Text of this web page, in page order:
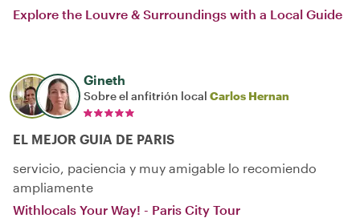
Explore the Louvre & Surroundings with a Local Guide
Gineth
Sobre el anfitrión local Carlos Hernan
EL MEJOR GUIA DE PARIS
servicio, paciencia y muy amigable lo recomiendo
ampliamente
Withlocals Your Way! - Paris City Tour